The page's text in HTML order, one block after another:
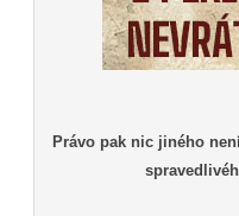
Právo pak nic jiného